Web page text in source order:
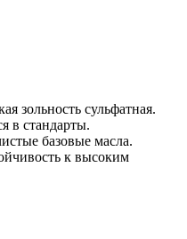
зольность сульфатная.
в стандарты.
базовые масла.
к высоким